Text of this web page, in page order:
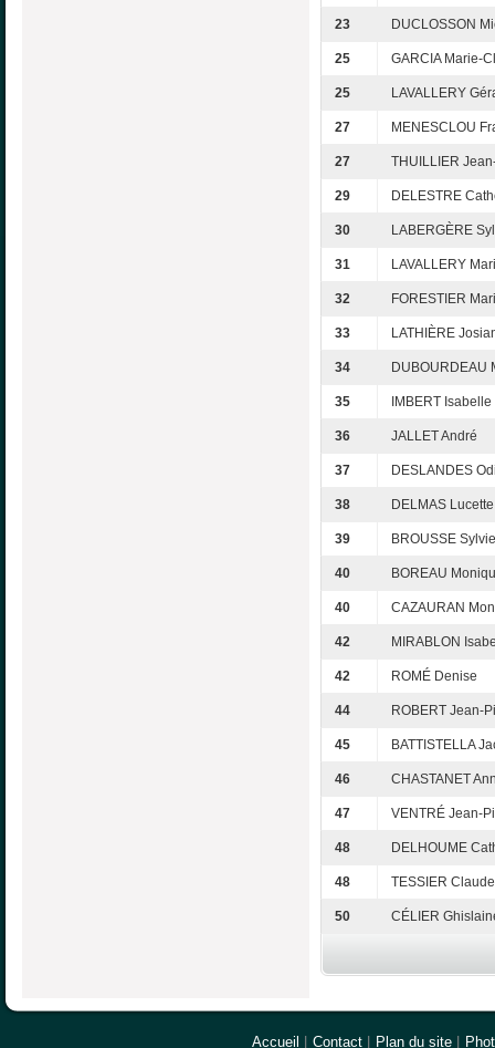
23 DUCLOSSON
25 GARCIA Marie-
25 LAVALLERY
27 MENESCLOU
27 THUILLIER
29 DELESTRE
30 LABERGÈRE
31 LAVALLERY
32 FORESTIER
33 LATHIÈRE
34 DUBOURDEAU
35 IMBERT Isabelle
36 JALLET André
37 DESLANDES
38 DELMAS Lucette
39 BROUSSE Sylvie
40 BOREAU
40 CAZAURAN
42 MIRABLON
42 ROMÉ Denise
44 ROBERT Jean-
45 BATTISTELLA
46 CHASTANET
47 VENTRÉ Jean-
48 DELHOUME
48 TESSIER Claude
50 CÉLIER
Accueil Contact Plan du site